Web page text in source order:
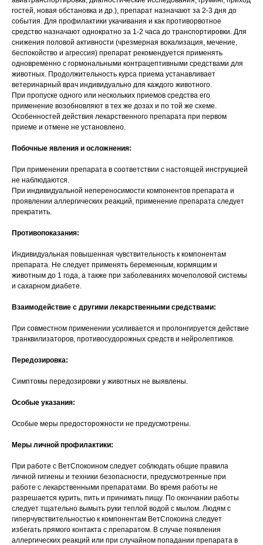
гостей, новая обстановка и др.), препарат назначают за 2-3 дня до
события. Для профилактики укачивания и как противорвотное
средство назначают однократно за 1-2 часа до транспортировки. Для
снижения половой активности (чрезмерная вокализация, мечение,
беспокойство и агрессия) препарат рекомендуется применять
одновременно с гормональными контрацептивными средствами для
животных. Продолжительность курса приема устанавливает
ветеринарный врач индивидуально для каждого животного.
При пропуске одного или нескольких приемов средства его
применение возобновляют в тех же дозах и по той же схеме.
Особенностей действия лекарственного препарата при первом
приеме и отмене не установлено.
Побочные явления и осложнения:
При применении препарата в соответствии с настоящей инструкцией
не наблюдаются.
При индивидуальной непереносимости компонентов препарата и
проявлении аллергических реакций, применение препарата следует
прекратить.
Противопоказания:
Индивидуальная повышенная чувствительность к компонентам
препарата. Не следует применять беременным, кормящим и
животным до 1 года, а также при заболеваниях мочеполовой системы
и сахарном диабете.
Взаимодействие с другими лекарственными средствами:
При совместном применении усиливается и пролонгируется действие
транквилизаторов, противосудорожных средств и нейролептиков.
Передозировка:
Симптомы передозировки у животных не выявлены.
Особые указания:
Особые меры предосторожности не предусмотрены.
Меры личной профилактики:
При работе с ВетСпокоином следует соблюдать общие правила
личной гигиены и техники безопасности, предусмотренные при
работе с лекарственными препаратами. Во время работы не
разрешается курить, пить и принимать пищу. По окончании работы
следует тщательно вымыть руки теплой водой с мылом. Людям с
гиперчувствительностью к компонентам ВетСпокоина следует
избегать прямого контакта с препаратом. В случае появления
аллергических реакций или при случайном попадании препарата в
Данный сайт носит информационный характер и
не является публичной офертой.
Согласие на обработку перс. данных
+7 (3452) 57-54-36Заказать звонок
Заполнить анкету
Правила оказания ветеринарной помощи